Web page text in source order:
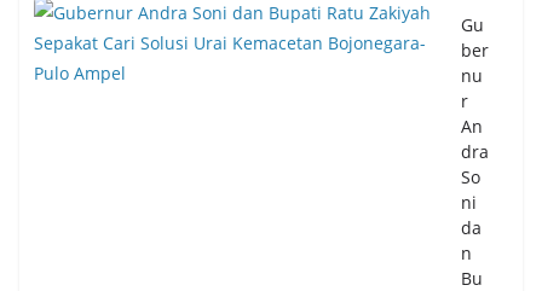
Gu
ber
nu
r
An
dra
So
ni
da
n
Bu